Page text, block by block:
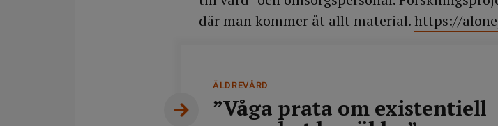
där man kommer åt allt material.https://
ÄLDREVÅRD
”Våga prata om existentiell